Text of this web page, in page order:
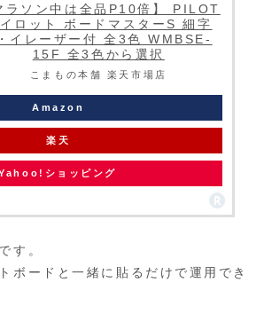
ラソン中は全品P10倍】 PILOT
ロット ボードマスターS 細字
イレーザー付 全3色 WMBSE-
15F 全3色から選択
こまもの本舗 楽天市場店
Amazon
楽天
ショッピング
す。
ボードと一緒に貼るだけで運用でき